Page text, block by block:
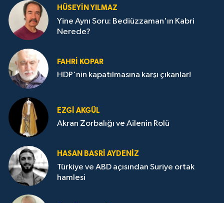
HÜSEYIN YILMAZ
Yine Aynı Soru: Bediüzzaman'ın Kabri
Nerede?
FAHRI KOPAR
HDP'nin kapatılmasına karşı çıkanlar!
EZGI AKGÜL
Akran Zorbalığı ve Ailenin Rolü
HASAN BASRI AYDENIZ
Türkiye ve ABD açısından Suriye ortak
hamlesi